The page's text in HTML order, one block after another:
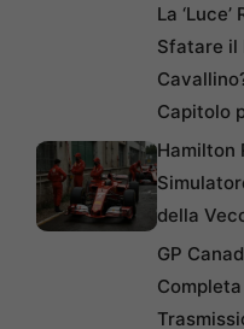
La
Sfatare il
Capitolo
Hamilton
della
GP